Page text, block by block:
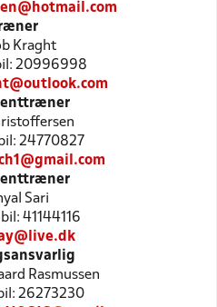
Kraght
20996998
24770827
Sari
41144116
Rasmussen
26273230